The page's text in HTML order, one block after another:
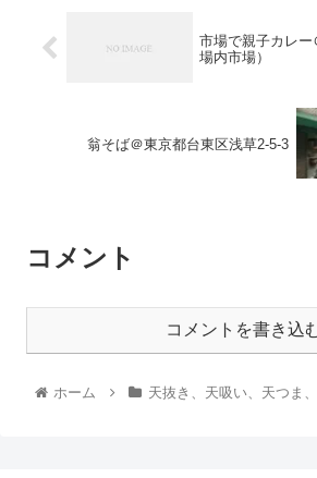
市場で親子カレ
場内市場）
翁そば＠東京都台東区浅草2-5-3
コメント
コメントを書き込
ホーム 天抜き、天吸い、天つま